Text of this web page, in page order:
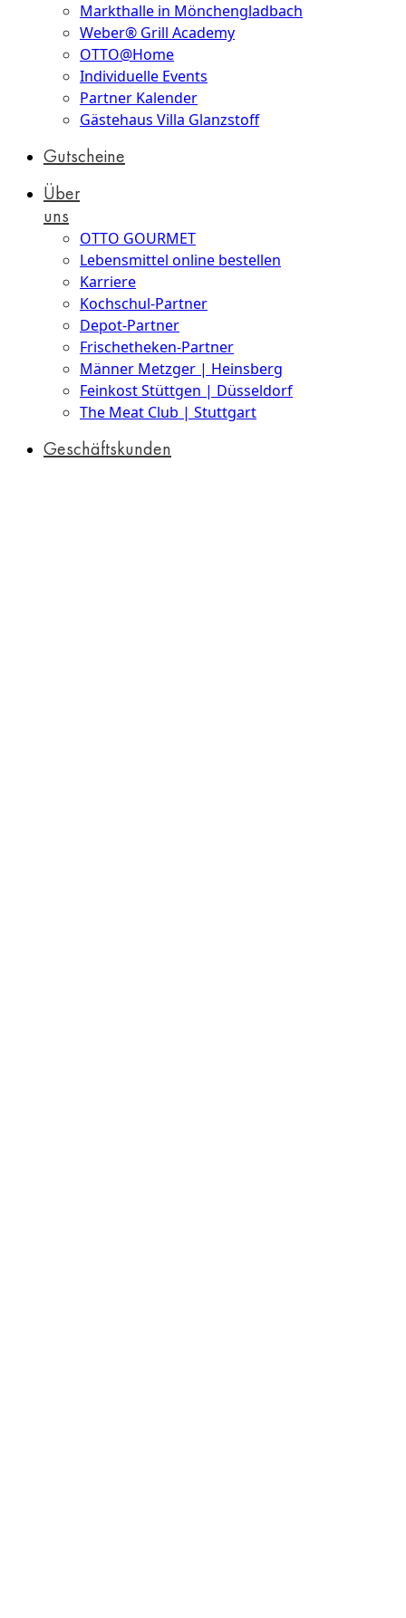
Markthalle in Mönchengladbach
Weber® Grill Academy
OTTO@Home
Individuelle Events
Partner Kalender
Gästehaus Villa Glanzstoff
Gutscheine
Über
uns
OTTO GOURMET
Lebensmittel online bestellen
Karriere
Kochschul-Partner
Depot-Partner
Frischetheken-Partner
Männer Metzger | Heinsberg
Feinkost Stüttgen | Düsseldorf
The Meat Club | Stuttgart
Geschäftskunden